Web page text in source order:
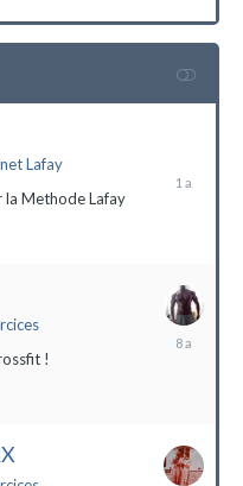
Lafay
la Methode Lafay
2023
!
27